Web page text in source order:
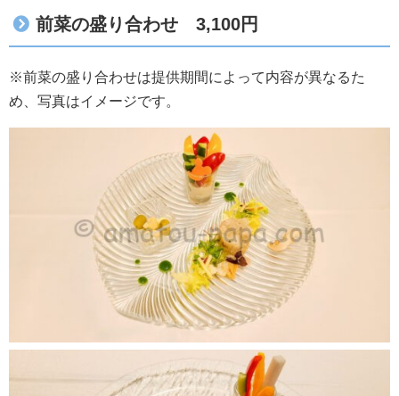
前菜の盛り合わせ 3,100円
※前菜の盛り合わせは提供期間によって内容が異なるた
め、写真はイメージです。